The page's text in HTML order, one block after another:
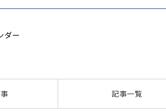
ダー
記事一覧